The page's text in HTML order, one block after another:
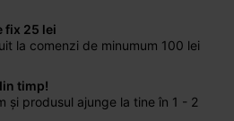
fix 25 lei
la comenzi de minumum 100 lei
timp!
și produsul ajunge la tine în 1 - 2